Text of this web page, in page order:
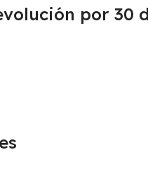
por 30